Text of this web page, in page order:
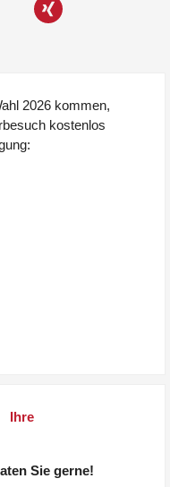
2026 kommen,
kostenlos
Sie gerne!